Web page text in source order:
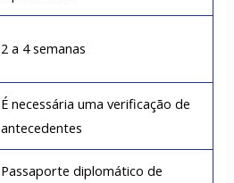
2 a 4 semanas
É necessária uma verificação de
antecedentes
Passaporte diplomático de